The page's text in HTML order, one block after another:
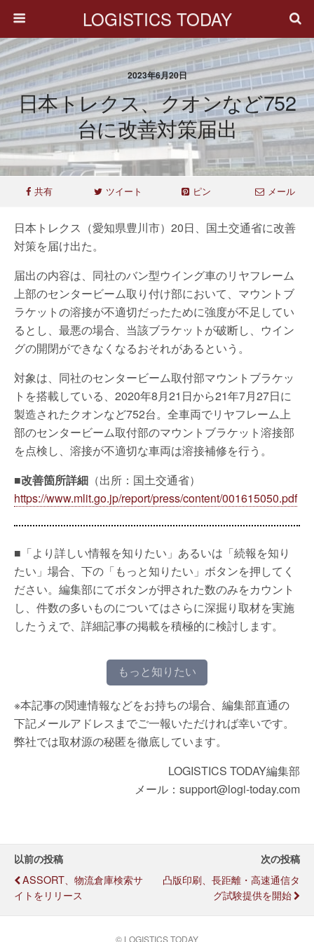
LOGISTICS TODAY
2023年6月20日
日本トレクス、クオンなど752
台に改善対策届出
共有 ツイート ピン メール
日本トレクス（愛知県豊川市）20日、国土交通省に改善
対策を届け出た。
届出の内容は、同社のバン型ウイング車のリヤフレーム
上部のセンタービーム取り付け部において、マウントブ
ラケットの溶接が不適切だったために強度が不足してい
るとし、最悪の場合、当該ブラケットが破断し、ウイン
グの開閉ができなくなるおそれがあるという。
対象は、同社のセンタービーム取付部マウントブラケッ
トを搭載している、2020年8月21日から21年7月27日に
製造されたクオンなど752台。全車両でリヤフレーム上
部のセンタービーム取付部のマウントブラケット溶接部
を点検し、溶接が不適切な車両は溶接補修を行う。
■改善箇所詳細 （出所：国土交通省）
https://www.mlit.go.jp/report/press/content/001615050.pdf
■「より詳しい情報を知りたい」あるいは「続報を知り
たい」場合、下の「もっと知りたい」ボタンを押してく
ださい。編集部にてボタンが押された数のみをカウント
し、件数の多いものについてはさらに深掘り取材を実施
したうえで、詳細記事の掲載を積極的に検討します。
もっと知りたい
※本記事の関連情報などをお持ちの場合、編集部直通の
下記メールアドレスまでご一報いただければ幸いです。
弊社では取材源の秘匿を徹底しています。
LOGISTICS TODAY編集部
メール：support@logi-today.com
以前の投稿
ASSORT、物流倉庫検索サ
イトをリリース
次の投稿
凸版印刷、長距離・高速通信タ
グ試験提供を開始
© LOGISTICS TODAY